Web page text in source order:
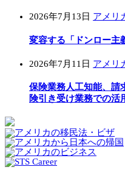
2026年7月13日 アメリ
変容する「ドンロー主
2026年7月11日 アメリ
保険業務人工知能、請
険引き受け業務での活